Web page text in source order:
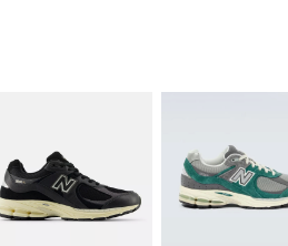
他人資訊註冊。若發現惡意使用之情形，